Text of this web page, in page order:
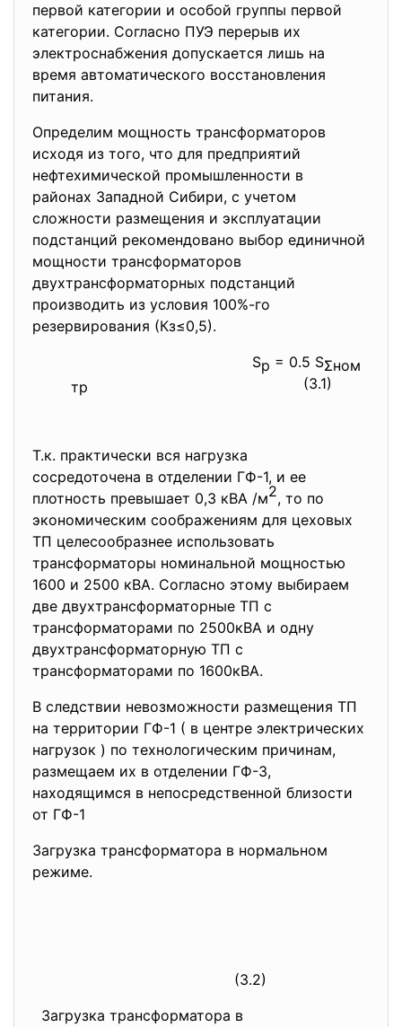
первой категории и особой группы первой
категории. Согласно ПУЭ перерыв их
электроснабжения допускается лишь на
время автоматического восстановления
питания.
Определим мощность трансформаторов
исходя из того, что для предприятий
нефтехимической промышленности в
районах Западной Сибири, с учетом
сложности размещения и эксплуатации
подстанций рекомендовано выбор единичной
мощности трансформаторов
двухтрансформаторных подстанций
производить из условия 100%-го
резервирования (Кз≤0,5).
Sр = 0.5 SΣном
тр
(3.1)
Т.к. практически вся нагрузка
сосредоточена в отделении ГФ-1, и ее
плотность превышает 0,3 кВА /м2, то по
экономическим соображениям для цеховых
ТП целесообразнее использовать
трансформаторы номинальной мощностью
1600 и 2500 кВА. Согласно этому выбираем
две двухтрансформаторные ТП с
трансформаторами по 2500кВА и одну
двухтрансформаторную ТП с
трансформаторами по 1600кВА.
В следствии невозможности размещения ТП
на территории ГФ-1 ( в центре электрических
нагрузок ) по технологическим причинам,
размещаем их в отделении ГФ-3,
находящимся в непосредственной близости
от ГФ-1
Загрузка трансформатора в нормальном
режиме.
(3.2)
Загрузка трансформатора в